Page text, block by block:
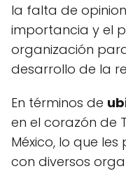
la falta de
importancia y el
organización
desarrollo de la
En términos de
en el corazón de
México, lo que
con diversos